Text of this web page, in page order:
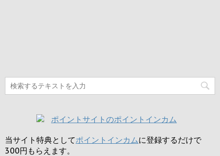
当サイト特典としてポイントインカムに登録するだけで
300円 もらえます。